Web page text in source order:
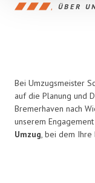
ÜBER
Bei Umzugsmeister
auf die Planung und
Bremerhaven nach
unserem
Umzug, bei dem Ihre